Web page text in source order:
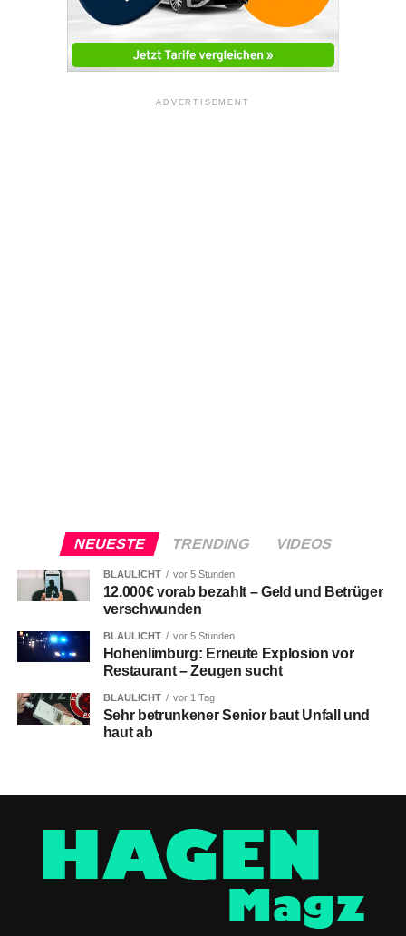
ADVERTISEMENT
NEUESTE TRENDING VIDEOS
BLAULICHT vor 5 Stunden
12.000€ vorab bezahlt – Geld und Betrüger
verschwunden
BLAULICHT vor 5 Stunden
Hohenlimburg: Erneute Explosion vor
Restaurant – Zeugen sucht
BLAULICHT vor 1 Tag
Sehr betrunkener Senior baut Unfall und
haut ab